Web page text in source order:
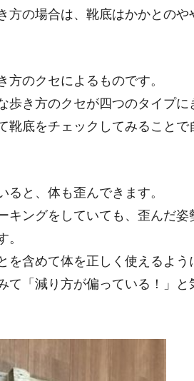
方の場合は、靴底はかかとの
方のクセによるものです。
歩き方のクセが四つのタイプ
靴底をチェックしてみること
ると、体も歪んできます。
キングをしていても、歪んだ
。
を含めて体を正しく使えるよ
て「減り方が偏っている！」